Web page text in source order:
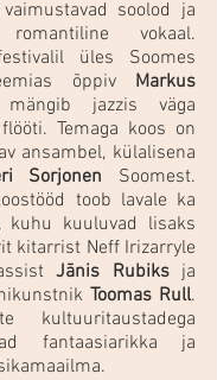
romantiline vokaal.
üles Soomes
õppiv Markus
jazzis väga
Temaga koos on
ansambel, külalisena
Sorjonen Soomest.
kuhu kuuluvad lisaks
kitarrist Neff Irizarryle
Jānis Rubiks ja
Toomas Rull.
kultuuritaustadega
fantaasiarikka ja